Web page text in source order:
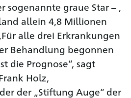
sogenannte graue Star – ,
allein 4,8 Millionen
alle drei Erkrankungen
Behandlung begonnen
die Prognose“, sagt
Holz,
der „Stiftung Auge“ der